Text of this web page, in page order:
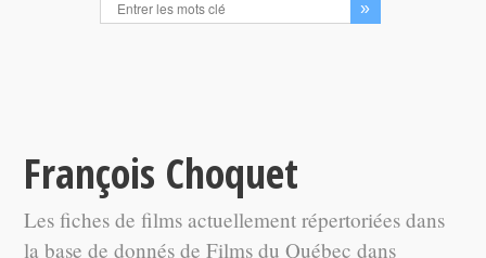
François Choquet
Les fiches de films actuellement répertoriées dans
la base de donnés de Films du Québec dans